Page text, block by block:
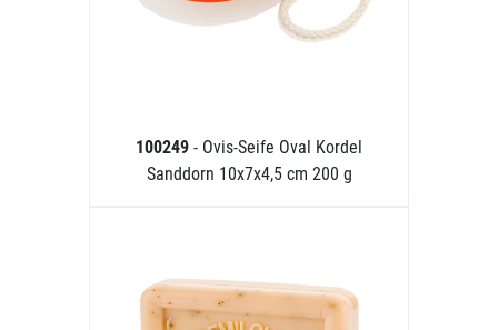
100249 - Ovis-Seife Oval Kordel
Sanddorn 10x7x4,5 cm 200 g